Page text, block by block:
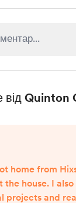
від Quinton
home from
the house. I
projects and